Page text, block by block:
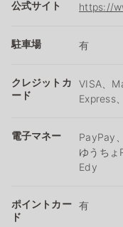
公式サイト https://
駐車場 有
クレジットカ
ード
VISA、
Express
電子マネー
PayPay
ゆうち
Edy
ポイントカー
ド
有